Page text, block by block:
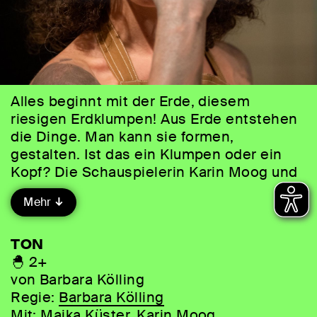
Alles beginnt mit der Erde, diesem
riesigen Erdklumpen! Aus Erde entstehen
die Dinge. Man kann sie formen,
gestalten. Ist das ein Klumpen oder ein
Kopf? Die Schauspielerin Karin Moog und
die Musikerin Maika Küster entwickeln
gemeinsam Bilder und Klänge. In ihrer
Ton- und Klangwerkstatt entstehen Wesen
mit einem eigenen Kopf. Es wird geformt
und gestaltet, gematscht und gelacht.
Und genauso schnell, wie alles entsteht,
kann es auch wieder vergehen. In diesem
Mehr
TON
🐣 2+
von Barbara Kölling
Regie: Barbara Kölling